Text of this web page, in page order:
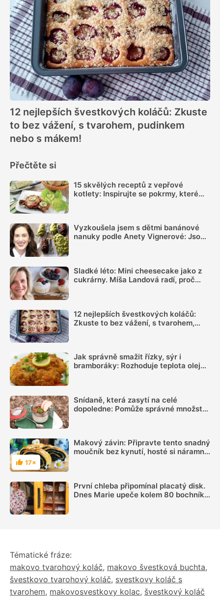
12 nejlepších švestkových koláčů: Zkuste
to bez vážení, s tvarohem, pudinkem
nebo s mákem!
Přečtěte si
15 skvělých receptů z vepřové
kotlety: Inspirujte se pokrmy, které
Vyzkoušela jsem s dětmi banánové
nanuky podle Anety Vignerové: Jsou
Sladké léto: Mini cheesecake jako z
cukrárny. Míša Landová radí, proč
12 nejlepších švestkových koláčů:
Zkuste to bez vážení, s tvarohem,
Jak správně smažit řízky, sýr i
bramboráky: Rozhoduje teplota oleje,
Snídaně, která zasytí na celé
dopoledne: Pomůže správné množství
Hodnocení
17×
Makový závin: Připravte tento snadný
moučník bez kynutí, hosté si náramně
První chleba připomínal placatý disk.
Dnes Marie upeče kolem 80 bochníků
Tématické fráze:
makovo tvarohový koláč, makovo švestková buchta,
švestkovo tvarohový koláč, svestkovy koláč s
tvarohem, makovosvestkovy kolac, švestkový koláč